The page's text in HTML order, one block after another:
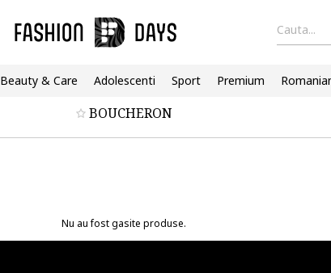
Cauta...
Beauty & Care Adolescenti Sport Premium
BOUCHERON
Nu au fost gasite produse.